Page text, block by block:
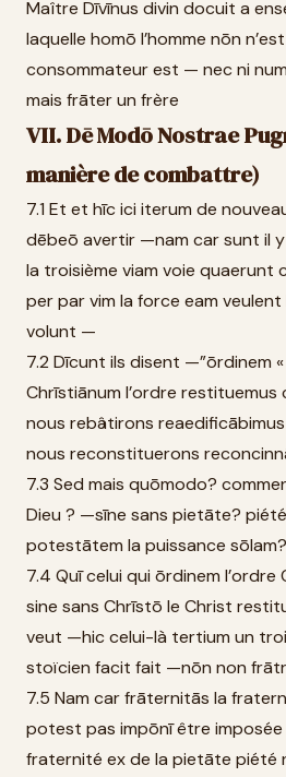
Maître Dīvīnus divin docuit a
laquelle homō l’homme nōn
consommateur est — nec ni
mais frāter un frère
VII. Dē Modō Nostrae
manière de combattre)
7.1 Et et hīc ici iterum de
dēbeō avertir —nam car sunt il
la troisième viam voie quaerunt
per par vim la force eam veulent
volunt —
7.2 Dīcunt ils disent —”ōrdinem
Chrīstiānum l’ordre
nous rebâtirons
nous reconstituerons
7.3 Sed mais quōmodo?
Dieu ? —sīne sans pietāte?
potestātem la puissance
7.4 Quī celui qui ōrdinem
sine sans Chrīstō le Christ
veut —hic celui-là tertium un
stoïcien facit fait —nōn non
7.5 Nam car frāternitās la
potest pas impōnī être
fraternité ex de la pietāte